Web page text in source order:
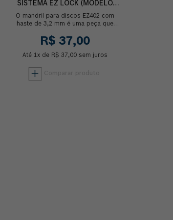
SISTEMA EZ LOCK (MODELO
EZ402)
O mandril para discos EZ402 com
haste de 3,2 mm é uma peça que
acessórios e facilita o...
R$ 37,00
Até 1x de R$ 37,00sem juros